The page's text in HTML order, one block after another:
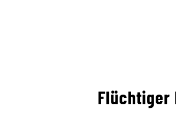
Flüchtiger